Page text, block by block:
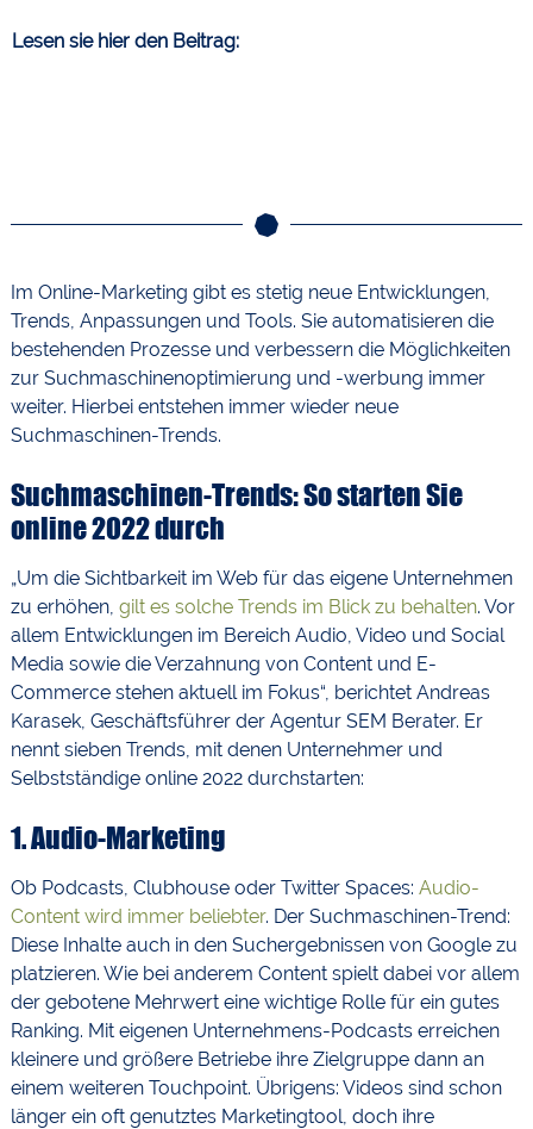
Lesen sie hier den Beitrag:
Im Online-Marketing gibt es stetig neue Entwicklungen,
Trends, Anpassungen und Tools. Sie automatisieren die
bestehenden Prozesse und verbessern die Möglichkeiten
zur Suchmaschinenoptimierung und -werbung immer
weiter. Hierbei entstehen immer wieder neue
Suchmaschinen-Trends.
Suchmaschinen-Trends: So starten Sie
online 2022 durch
„Um die Sichtbarkeit im Web für das eigene Unternehmen
zu erhöhen, gilt es solche Trends im Blick zu behalten. Vor
allem Entwicklungen im Bereich Audio, Video und Social
Media sowie die Verzahnung von Content und E-
Commerce stehen aktuell im Fokus“, berichtet Andreas
Karasek, Geschäftsführer der Agentur SEM Berater. Er
nennt sieben Trends, mit denen Unternehmer und
Selbstständige online 2022 durchstarten:
1.Audio-Marketing
Ob Podcasts, Clubhouse oder Twitter Spaces: Audio-
Content wird immer beliebter. Der Suchmaschinen-Trend:
Diese Inhalte auch in den Suchergebnissen von Google zu
platzieren. Wie bei anderem Content spielt dabei vor allem
der gebotene Mehrwert eine wichtige Rolle für ein gutes
Ranking. Mit eigenen Unternehmens-Podcasts erreichen
kleinere und größere Betriebe ihre Zielgruppe dann an
einem weiteren Touchpoint. Übrigens: Videos sind schon
länger ein oft genutztes Marketingtool, doch ihre